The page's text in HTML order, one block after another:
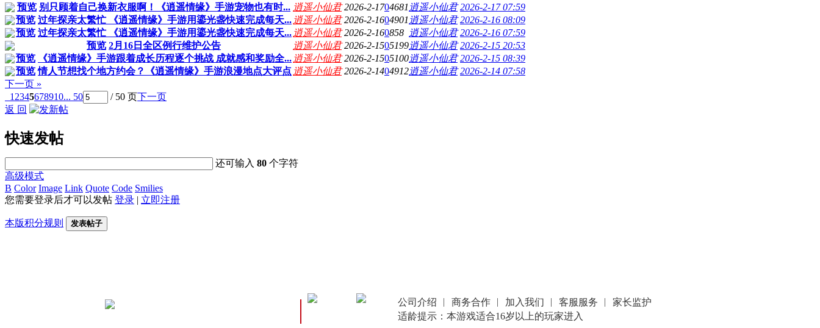
预览 别只顾着自己换新衣服啊！《逍遥情缘》手游宠物也有时... 逍遥小仙君 2026-2-1704681 逍遥小仙君 2026-2-17 07:59
预览 过年探亲太繁忙 《逍遥情缘》手游用鎏光盏快速完成每天... 逍遥小仙君 2026-2-1604901 逍遥小仙君 2026-2-16 08:09
预览 过年探亲太繁忙 《逍遥情缘》手游用鎏光盏快速完成每天... 逍遥小仙君 2026-2-160858 逍遥小仙君 2026-2-16 07:59
预览 2月16日全区例行维护公告 逍遥小仙君 2026-2-1505199逍遥小仙君 2026-2-15 20:53
预览
《逍遥情缘》手游跟着成长历程逐个挑战 成就感和奖励全... 逍遥小仙君 2026-2-1505100逍遥小仙君 2026-2-15 08:39
预览 情人节想找个地方约会？《逍遥情缘》手游浪漫地点大评点 逍遥小仙君 2026-2-1404912逍遥小仙君 2026-2-14 07:58
下一页 »
1 2345678910... 50 / 50 页下一页
返 回
快速发帖
还可输入80 个字符
高级模式
B Color Image Link Quote Code Smilies
您需要登录后才可以发帖 登录 | 立即注册
本版积分规则 发表帖子
公司介绍 商务合作 加入我们 客服服务
家长监护
适龄提示：本游戏适合16岁以上的玩家进入